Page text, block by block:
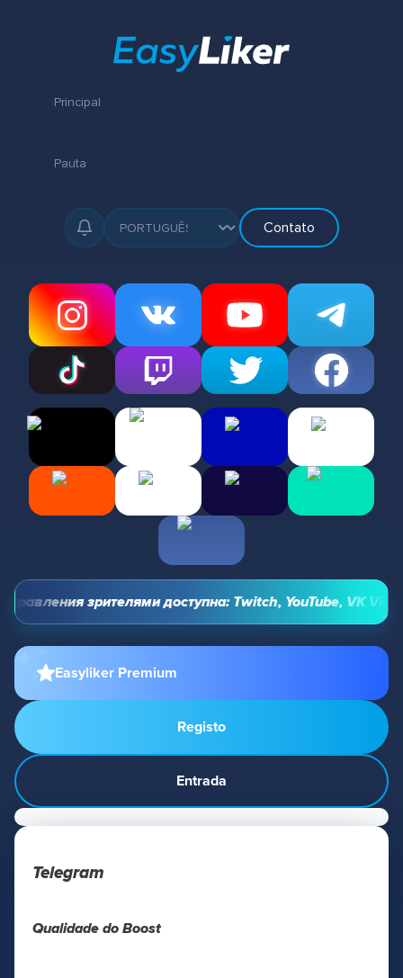
Principal
Pauta
Contato
зрителями доступна: Twitch, YouTube, VK Video
Easyliker Premium
Registo
Entrada
Telegram
Qualidade do Boost